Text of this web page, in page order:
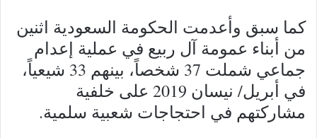
كما سبق وأعدمت الحكومة السعودية اثنين
من أبناء عمومة آل ربيع في عملية إعدام
جماعي شملت 37 شخصاً، بينهم 33 شيعياً،
في أبريل/ نيسان 2019 على خلفية
مشاركتهم في احتجاجات شعبية سلمية.